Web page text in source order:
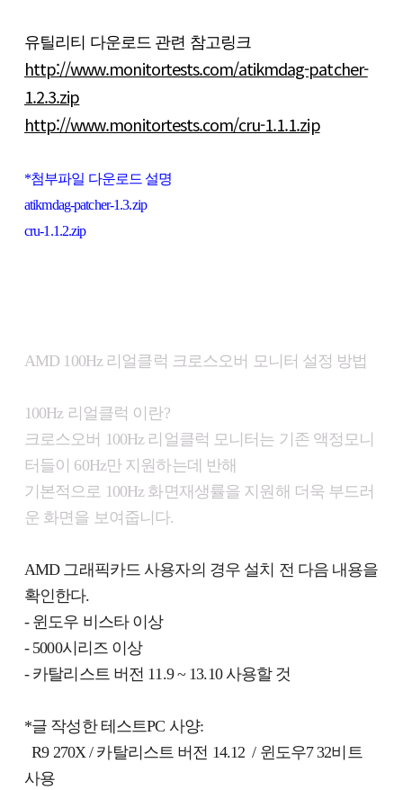
유틸리티 다운로드 관련 참고링크
http://www.monitortests.com/atikmdag-patcher-
1.2.3.zip
http://www.monitortests.com/cru-1.1.1.zip
*첨부파일 다운로드 설명
atikmdag-patcher-1.3.zip
cru-1.1.2.zip
AMD 100Hz 리얼클럭 크로스오버 모니터 설정 방법
100Hz 리얼클럭 이란?
크로스오버 100Hz 리얼클럭 모니터는 기존 액정모니
터들이 60Hz만 지원하는데 반해
기본적으로 100Hz 화면재생률을 지원해 더욱 부드러
운 화면을 보여줍니다.
AMD 그래픽카드 사용자의 경우 설치 전 다음 내용을
확인한다.
- 윈도우 비스타 이상
- 5000시리즈 이상
- 카탈리스트 버전 11.9 ~ 13.10 사용할 것
*글 작성한 테스트PC 사양:
R9 270X / 카탈리스트 버전 14.12 / 윈도우7 32비트
사용